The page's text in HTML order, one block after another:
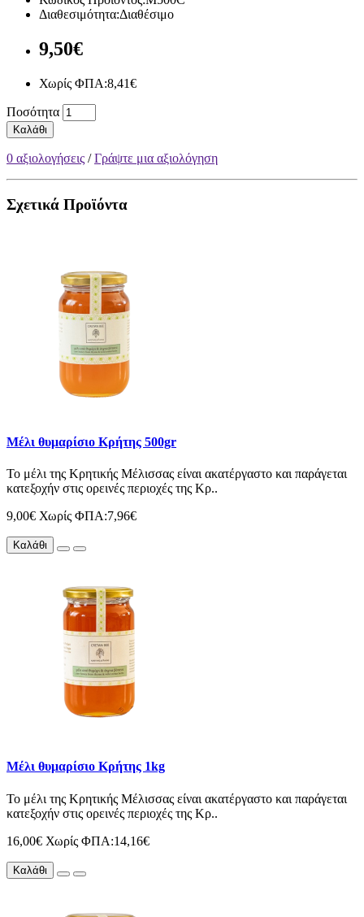
Διαθεσιμότητα:Διαθέσιμο
9,50€
Χωρίς ΦΠΑ:8,41€
Ποσότητα
Καλάθι
0 αξιολογήσεις /Γράψτε μια αξιολόγηση
Σχετικά Προϊόντα
Μέλι θυμαρίσιο Κρήτης 500gr
Το μέλι της Κρητικής Μέλισσας είναι ακατέργαστο και παράγεται
κατεξοχήν στις ορεινές περιοχές της Κρ..
9,00€ Χωρίς ΦΠΑ:7,96€
Καλάθι
Μέλι θυμαρίσιο Κρήτης 1kg
Το μέλι της Κρητικής Μέλισσας είναι ακατέργαστο και παράγεται
κατεξοχήν στις ορεινές περιοχές της Κρ..
16,00€ Χωρίς ΦΠΑ:14,16€
Καλάθι